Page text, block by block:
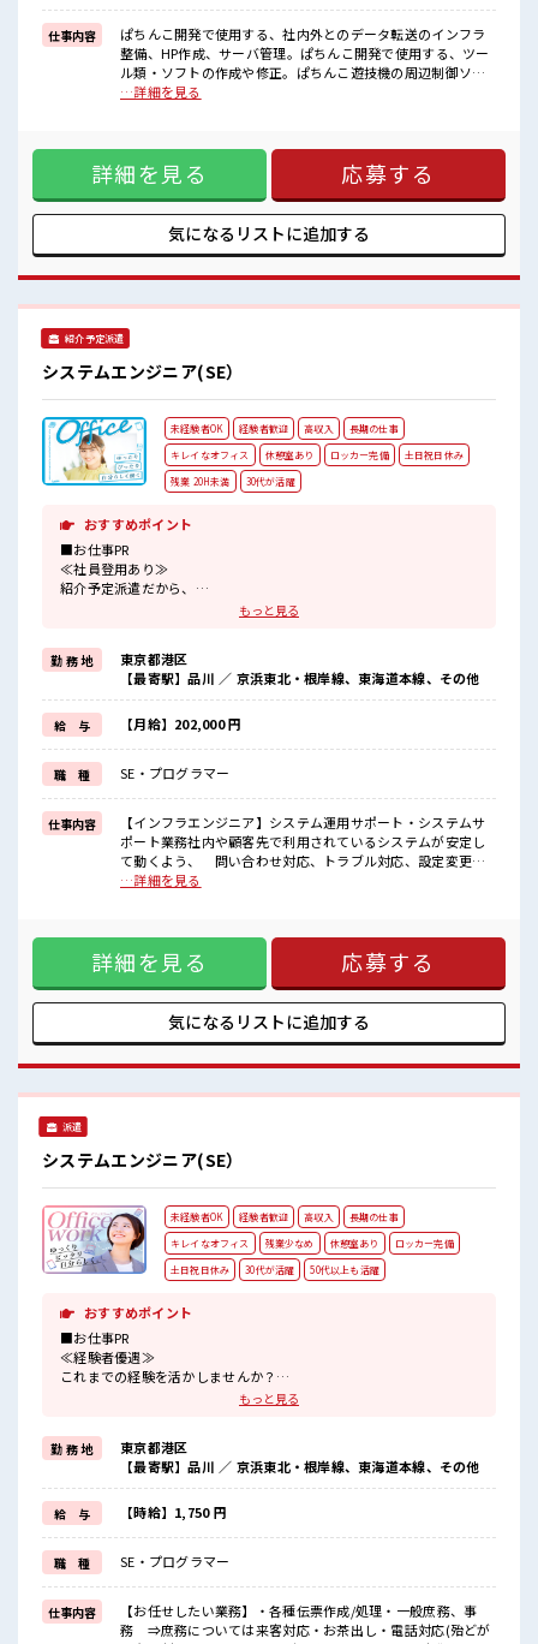
■職場の雰囲気
しっかり休める休憩室あり！
オンオフの切替もできちゃう！
ロッカーあり！
安心してお仕事に集中♪
仕事内容
ぱちんこ開発で使用する、社内外とのデータ転送のインフラ
整備、HP作成、サーバ管理。ぱちんこ開発で使用する、ツー
ル類・ソフトの作成や修正。ぱちんこ遊技機の周辺制御ソフ
トのベースプログラムの開発。 ■お仕事PR ≪経験を活かせる
の残業で収入アップ≫ 残業は月20時間未満で、 ほどよく稼げ
ます♪ ≪完全週休二日制≫ 週末は家族や友人と一緒にプライ
ベート満喫！ ≪収入アップを目指せる≫ 高時給だらけの派遣
のお仕事です！ ■職場の雰囲気 しっかり休める休憩室あり！
オンオフの切替もできちゃう！ ロッカーあり！ 安心してお仕
事に集中♪ 程よく残業あり！ 高収入もバッチリ目指せます
…詳細を見る
詳細を見る 応募する
気になるリストに追加する
紹介予定派遣
システムエンジニア(SE）
未経験者OK 経験者歓迎 高収入
長期の仕事
キレイなオフィス
休憩室あり ロッカー完備
土日祝日休み
残業 20H未満
30代が活躍
おすすめポイント
■お仕事PR
≪社員登用あり≫
紹介予定派遣だから、
自分に職場が合うかお試しできるのがウレシイPoint☆
残業は月20時間未満で、
ほどよく稼げます♪
≪完全週休二日制≫
週末は家族や友人と一緒にプライベート満喫！
≪未経験OKの仕事≫
新しいことにチャレンジするのは不安だけど、
しっかり働く環境が整っています！
イチからスキルUP・ステップUP目指していきましょう！
■職場の雰囲気
休憩室でホッと一息リフレッシュ！
ロッカーあり！
安心してお仕事に集中♪
「しっかり働いてしっかり休む！
」って大事ですよね！
もっと見る
勤 務 地
東京都港区
【最寄駅】品川 ／ 京浜東北・根岸線、東海道本線、その他
給 与 【月給】202,000 円
職 種 SE・プログラマー
仕事内容
【インフラエンジニア】システム運用サポート・システムサ
ポート業務社内や顧客先で利用されているシステムが安定し
て動くよう、 問い合わせ対応、トラブル対応、設定変更、
定期的な確認作業などを行います。セキュリティ強化に向け
す。 例として、医療システムや病院の情報システム(情シス)
など、 高い安全性が求められる環境での対応が含まれま
す。 ■お仕事PR ≪社員登用あり≫ 紹介予定派遣だから、 自
分に職場が合うかお試しできるのがウレシイPoint☆ ≪ちょっ
との残業で収入アップ≫ 残業は月20時間未満で、 ほどよく稼
げます♪ ≪完全週休二日制≫ 週末は家族や友人と一緒にプラ
ジするのは不安だけど、 しっかり働く環境が整っています！
イチからスキルUP・ステップUP目指していきましょう！ ■
祝休み！ 「しっかり働いてしっかり休む！ 」って大事ですよ
ね！
…詳細を見る
詳細を見る 応募する
気になるリストに追加する
派遣
システムエンジニア(SE）
未経験者OK 経験者歓迎 高収入
長期の仕事
キレイなオフィス
残業少なめ 休憩室あり
ロッカー完備
土日祝日休み
30代が活躍 50代以上も活躍
おすすめポイント
■お仕事PR
≪経験者優遇≫
これまでの経験を活かしませんか？
≪自分の時間も大切≫
残業はほとんどナシ！
場合によってはお願いすることもあります♪
≪完全週休二日制≫
週末は家族や友人と一緒にプライベート満喫！
≪収入アップを目指せる≫
高時給だらけの派遣のお仕事です！
■職場の雰囲気
一息つける休憩スペースもあります！
持ち物が多いあなたにもぴったり☆
もっと見る
勤 務 地
東京都港区
【最寄駅】品川 ／ 京浜東北・根岸線、東海道本線、その他
給 与 【時給】1,750 円
職 種 SE・プログラマー
仕事内容
【お任せしたい業務】・各種伝票作成/処理・一般庶務、事
務 ⇒庶務については来客対応・お茶出し・電話対応(殆どが